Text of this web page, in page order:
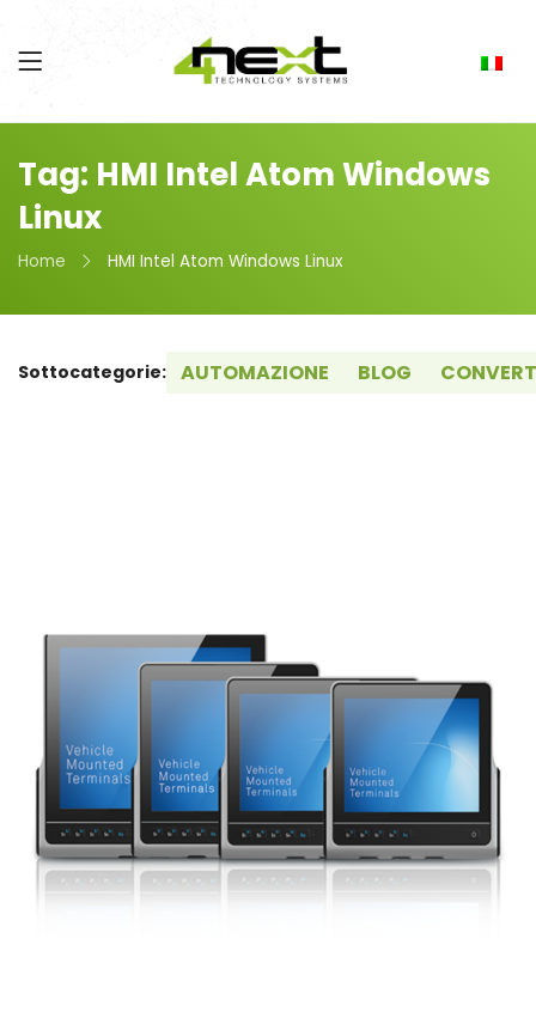
Tag: HMI Intel Atom Windows
Linux
Home HMI Intel Atom Windows Linux
Sottocategorie: AUTOMAZIONE BLOG